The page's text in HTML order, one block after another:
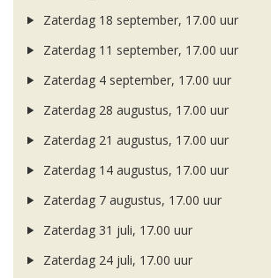
Zaterdag 18 september, 17.00 uur
Zaterdag 11 september, 17.00 uur
Zaterdag 4 september, 17.00 uur
Zaterdag 28 augustus, 17.00 uur
Zaterdag 21 augustus, 17.00 uur
Zaterdag 14 augustus, 17.00 uur
Zaterdag 7 augustus, 17.00 uur
Zaterdag 31 juli, 17.00 uur
Zaterdag 24 juli, 17.00 uur